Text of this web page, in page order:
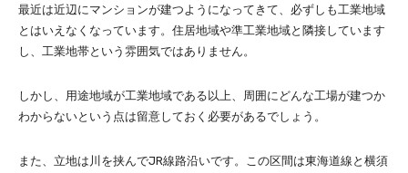
最近は近辺にマンションが建つようになってきて、必ずしも工業地域
とはいえなくなっています。住居地域や準工業地域と隣接しています
し、工業地帯という雰囲気ではありません。
しかし、用途地域が工業地域である以上、周囲にどんな工場が建つか
わからないという点は留意しておく必要があるでしょう。
また、立地は川を挟んでJR線路沿いです。この区間は東海道線と横須